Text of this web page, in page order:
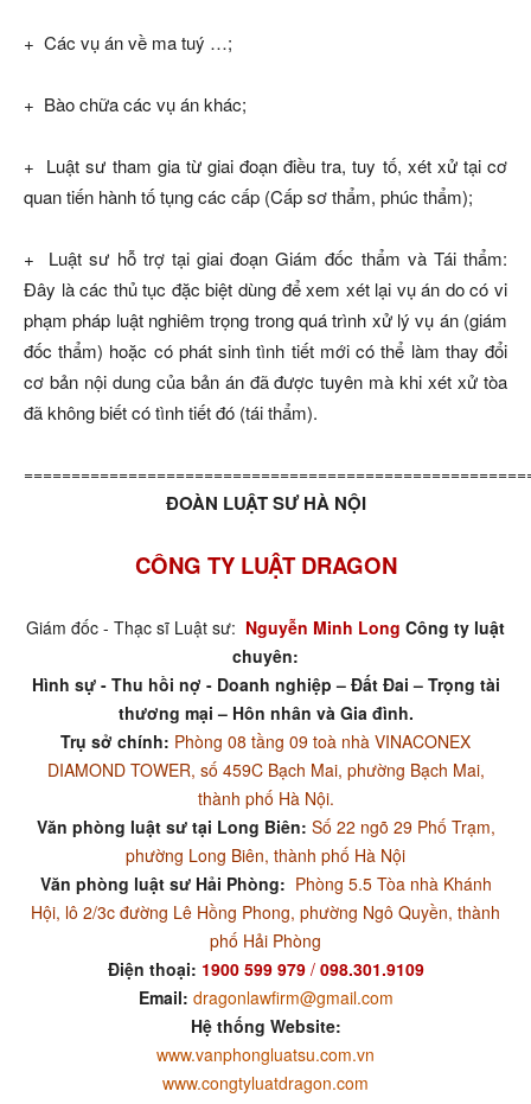
+ Các vụ án về ma tuý …;
+ Bào chữa các vụ án khác;
+ Luật sư tham gia từ giai đoạn điều tra, tuy tố, xét xử tại cơ
quan tiến hành tố tụng các cấp (Cấp sơ thẩm, phúc thẩm);
+ Luật sư hỗ trợ tại giai đoạn Giám đốc thẩm và Tái thẩm:
Đây là các thủ tục đặc biệt dùng để xem xét lại vụ án do có vi
phạm pháp luật nghiêm trọng trong quá trình xử lý vụ án (giám
đốc thẩm) hoặc có phát sinh tình tiết mới có thể làm thay đổi
cơ bản nội dung của bản án đã được tuyên mà khi xét xử tòa
đã không biết có tình tiết đó (tái thẩm).
ĐOÀN LUẬT SƯ HÀ NỘI
CÔNG TY LUẬT DRAGON
Giám đốc - Thạc sĩ Luật sư: Nguyễn Minh Long Công ty luật
chuyên:
Hình sự - Thu hồi nợ - Doanh nghiệp – Đất Đai – Trọng tài
thương mại – Hôn nhân và Gia đình.
Trụ sở chính: Phòng 08 tầng 09 toà nhà VINACONEX
DIAMOND TOWER, số 459C Bạch Mai, phường Bạch Mai,
thành phố Hà Nội.
Văn phòng luật sư tại Long Biên: Số 22 ngõ 29 Phố Trạm,
phường Long Biên, thành phố Hà Nội
Văn phòng luật sư Hải Phòng: Phòng 5.5 Tòa nhà Khánh
Hội, lô 2/3c đường Lê Hồng Phong, phường Ngô Quyền, thành
phố Hải Phòng
Điện thoại: 1900 599 979/ 098.301.9109
Email: dragonlawfirm@gmail.com
Hệ thống Website:
www.vanphongluatsu.com.vn
www.congtyluatdragon.com